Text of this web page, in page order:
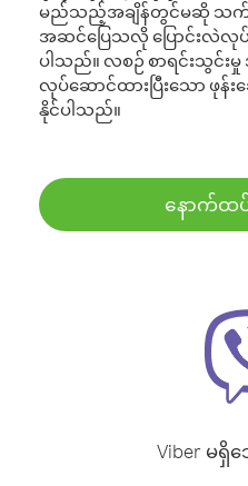
မည်သည့်အချိန်တွင်မဆို သက်
အဆင်ပြေသလို ပြောင်းလဲ
ပါသည်။ လစဉ် စာရင်းသွင်
လုပ်ဆောင်ထားပြီးသော ဖုန်
နိုင်ပါသည်။
နောက်ထပ်
Viber မရှိ